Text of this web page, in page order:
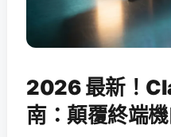
2026 最新！
南：顛覆終端